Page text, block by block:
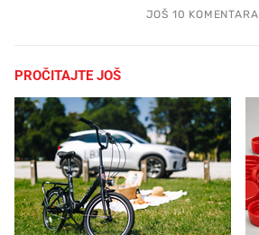
JOŠ 10 KOMENTARA
PROČITAJTE JOŠ